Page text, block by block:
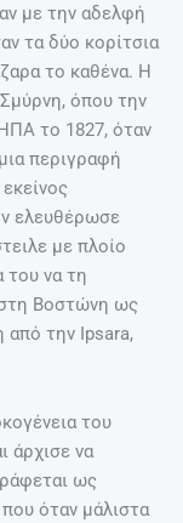
με την αδελφή
τα δύο κορίτσια
το καθένα. Η
όπου την
το 1827, όταν
περιγραφή
ελευθέρωσε
με πλοίο
να τη
στη Βοστώνη ως
από την Ipsara,
του
άρχισε να
ως
που όταν μάλιστα